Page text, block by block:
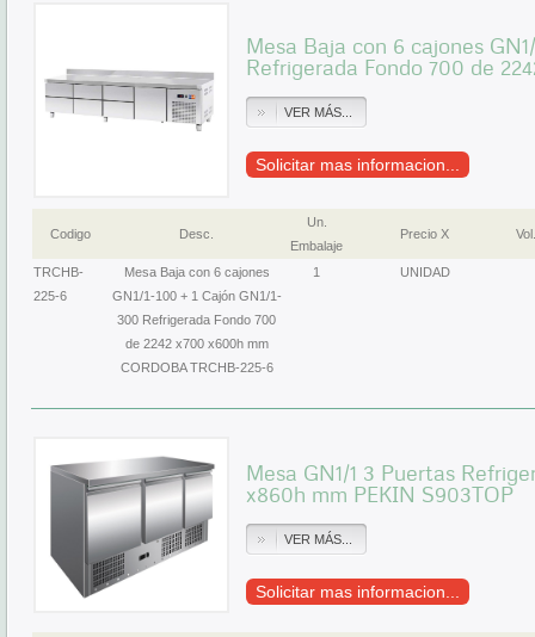
Mesa Baja con 6 cajones
Refrigerada Fondo 700 de
VER MÁS...
Solicitar mas informacion...
Codigo Desc.
Un.
Embalaje
Precio X Vol.
TRCHB-
225-6
Mesa Baja con 6 cajones
GN1/1-100 + 1 Cajón GN1/1-
300 Refrigerada Fondo 700
de 2242 x700 x600h mm
CORDOBA TRCHB-225-6
1 UNIDAD
Mesa GN1/1 3 Puertas
x860h mm PEKIN S903TOP
VER MÁS...
Solicitar mas informacion...